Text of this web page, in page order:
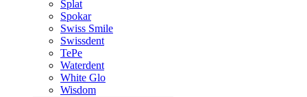
Splat
Spokar
Swiss Smile
Swissdent
TePe
Waterdent
White Glo
Wisdom